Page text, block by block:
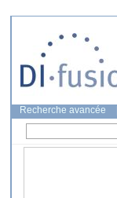
Recherche avancée